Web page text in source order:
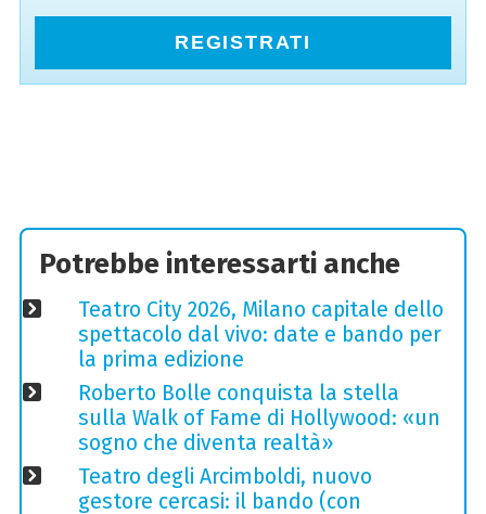
REGISTRATI
Potrebbe interessarti anche
Teatro City 2026, Milano capitale dello
spettacolo dal vivo: date e bando per
la prima edizione
Roberto Bolle conquista la stella
sulla Walk of Fame di Hollywood: «un
sogno che diventa realtà»
Teatro degli Arcimboldi, nuovo
gestore cercasi: il bando (con